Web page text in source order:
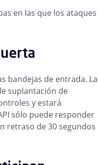
en las que los ataques
bandejas de entrada. La
suplantación de
y estará
sólo puede responder
retraso de 30 segundos